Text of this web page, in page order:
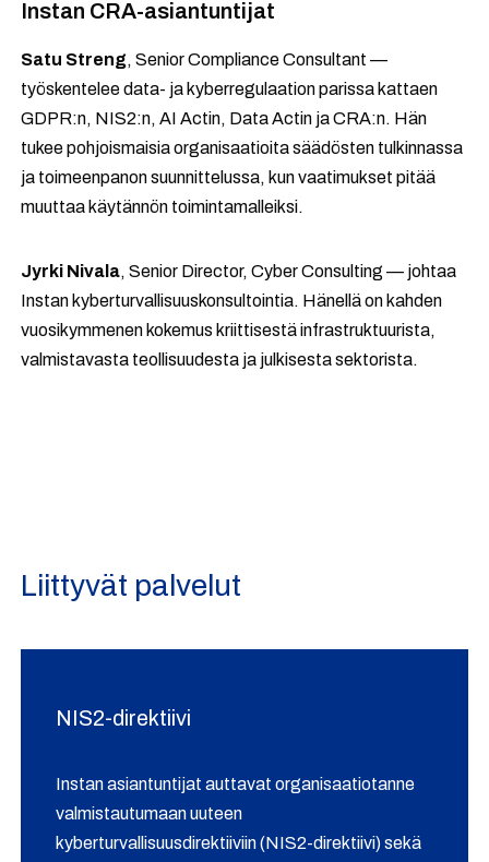
Instan CRA-asiantuntijat
Satu Streng, Senior Compliance Consultant —
työskentelee data- ja kyberregulaation parissa kattaen
GDPR:n, NIS2:n, AI Actin, Data Actin ja CRA:n. Hän
tukee pohjoismaisia organisaatioita säädösten tulkinnassa
ja toimeenpanon suunnittelussa, kun vaatimukset pitää
muuttaa käytännön toimintamalleiksi.
Jyrki Nivala, Senior Director, Cyber Consulting — johtaa
Instan kyberturvallisuuskonsultointia. Hänellä on kahden
vuosikymmenen kokemus kriittisestä infrastruktuurista,
valmistavasta teollisuudesta ja julkisesta sektorista.
Liittyvät palvelut
NIS2-direktiivi
Instan asiantuntijat auttavat organisaatiotanne
valmistautumaan uuteen
kyberturvallisuusdirektiiviin (NIS2-direktiivi) sekä